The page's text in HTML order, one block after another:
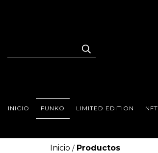
INICIO FUNKO LIMITED EDITION NFT
Inicio / Productos